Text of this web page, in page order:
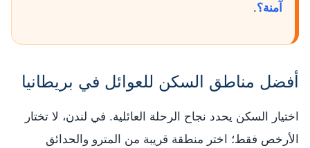
آمنة؟.
أفضل مناطق السكن للعوائل في بريطانيا
اختيار السكن يحدد نجاح الرحلة العائلية. في لندن، لا تختار
الأرخص فقط؛ اختر منطقة قريبة من المترو والحدائق